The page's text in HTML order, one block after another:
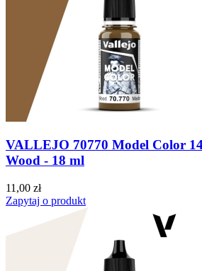
VALLEJO 70770 Model Color
Wood - 18 ml
11,00 zł
Zapytaj o produkt